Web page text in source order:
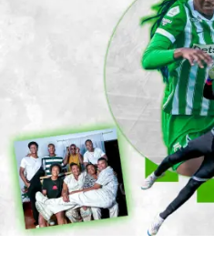
share
Medellín
Van por
las
órdenes
de
captura